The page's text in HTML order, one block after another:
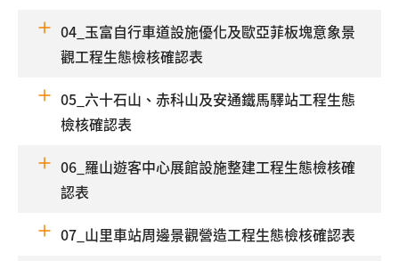
04_玉富自行車道設施優化及歐亞菲板塊意象景
觀工程生態檢核確認表
05_六十石山、赤科山及安通鐵馬驛站工程生態
檢核確認表
06_羅山遊客中心展館設施整建工程生態檢核確
認表
07_山里車站周邊景觀營造工程生態檢核確認表